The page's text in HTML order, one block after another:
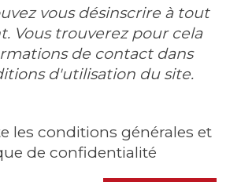
vous désinscrire à tout
Vous trouverez pour cela
de contact dans
d'utilisation du site.
les conditions générales et
de confidentialité